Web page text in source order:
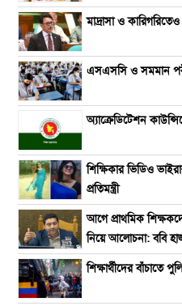
মাদ্রাসা ও
এসএসসি ও সমমান
অ্যাক্রেডিটেশন
শিক্ষিকার ভিডিও
প্রতিমন্ত্রী
আগে প্রাথমিক
নিয়ে আলোচনা: ববি
শিক্ষার্থীদের